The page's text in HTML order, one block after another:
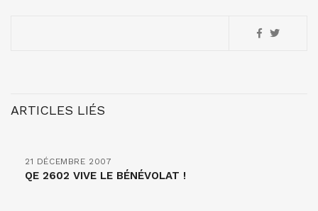
ARTICLES LIÉS
21 DÉCEMBRE 2007
QE 2602 VIVE LE BÉNÉVOLAT !